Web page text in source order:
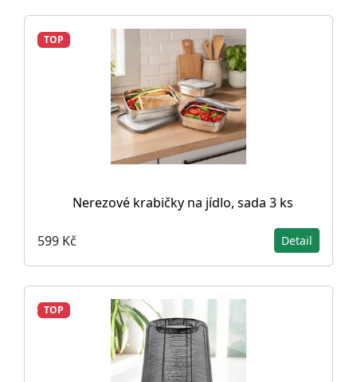
TOP
Nerezové krabičky na jídlo, sada 3 ks
599 Kč Detail
TOP